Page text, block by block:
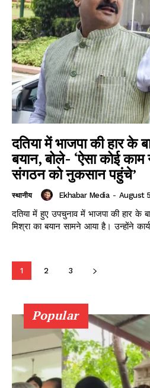
दतिया में भाजपा की हार के
बयान, बोले- ‘ऐसा कोई
संगठन को नुकसान पहुंचे’
स्थानीय Ekhabar Media - August
दतिया में हुए उपचुनाव में भाजपा की हार के
मिश्रा का बयान सामने आया है। उन्होंने
1 2 3
Popular